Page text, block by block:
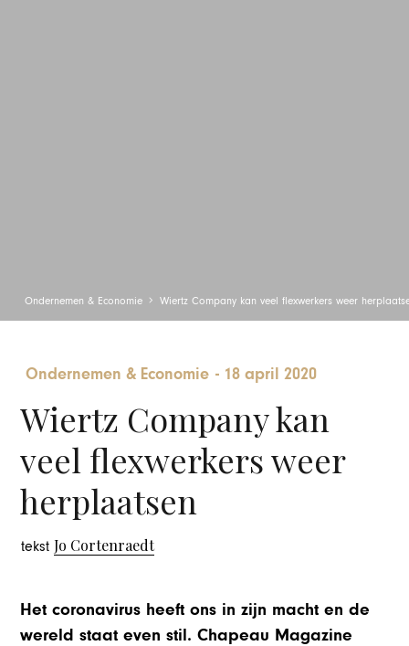
Ondernemen & Economie Wiertz Company kan veel flexwerkers weer
Ondernemen & Economie - 18 april 2020
Wiertz Company kan
veel flexwerkers weer
herplaatsen
tekst Jo Cortenraedt
Het coronavirus heeft ons in zijn macht en de
wereld staat even stil. Chapeau Magazine